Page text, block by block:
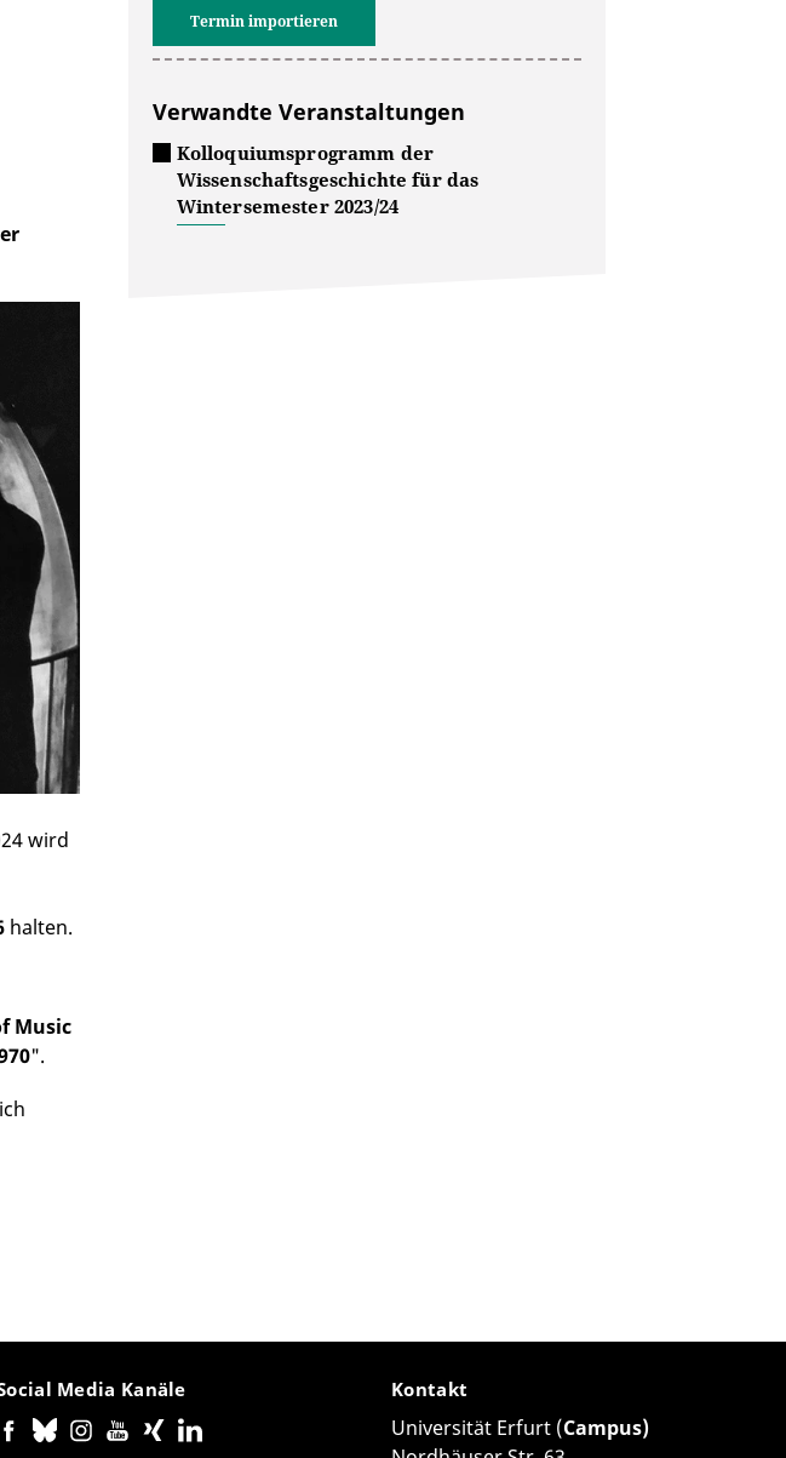
wird
halten.
Music
".
Termin importieren
Verwandte Veranstaltungen
Kolloquiumsprogramm der
Wissenschaftsgeschichte für das
Wintersemester 2023/24
Media Kanäle Kontakt
Universität Erfurt (Campus)